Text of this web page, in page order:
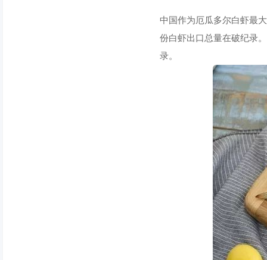
中国作为厄瓜多尔白虾最
份白虾出口总量在破纪录
录。